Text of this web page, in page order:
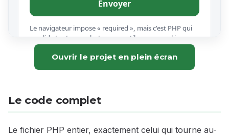
Ouvrir le projet en plein écran
Le code complet
Le fichier PHP entier, exactement celui qui tourne au-